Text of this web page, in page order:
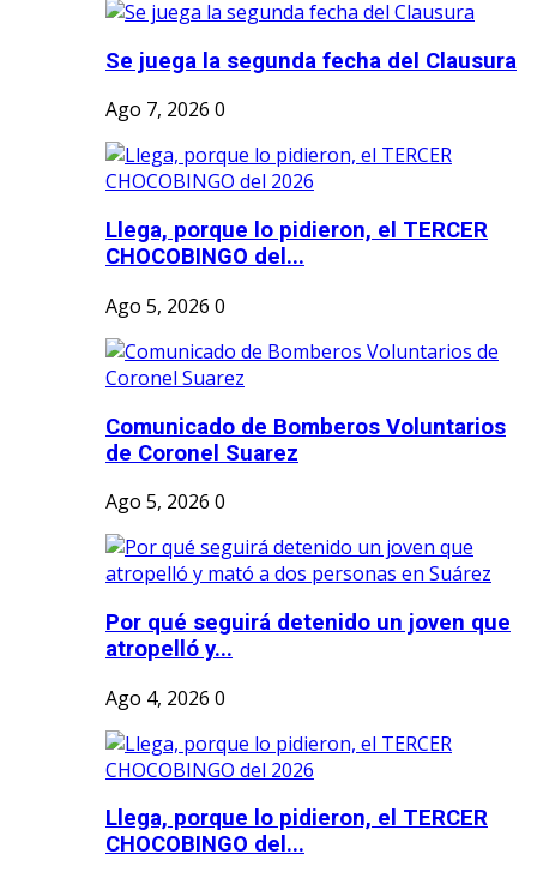
Se juega la segunda fecha del Clausura
Ago 7, 2026 0
Llega, porque lo pidieron, el TERCER
CHOCOBINGO del...
Ago 5, 2026 0
Comunicado de Bomberos Voluntarios
de Coronel Suarez
Ago 5, 2026 0
Por qué seguirá detenido un joven que
atropelló y...
Ago 4, 2026 0
Llega, porque lo pidieron, el TERCER
CHOCOBINGO del...